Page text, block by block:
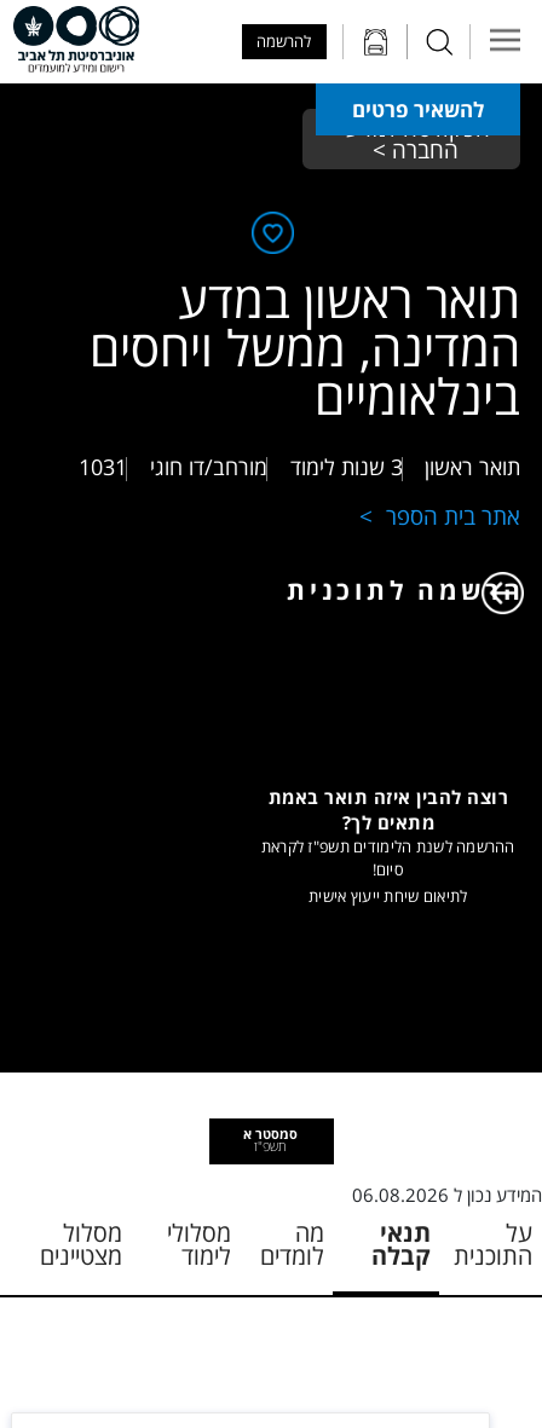
להרשמה
להשאיר פרטים
הפקולטה למדעי
החברה >
תואר ראשון במדע
המדינה, ממשל ויחסים
בינלאומיים
תואר ראשון 3 שנות לימוד מורחב/דו חוגי 1031
אתר בית הספר
הרשמה לתוכנית
רוצה להבין איזה תואר באמת
מתאים לך?
ההרשמה לשנת הלימודים תשפ"ז לקראת
סיום!
לתיאום שיחת ייעוץ אישית
סמסטר א
תשפ"ז
המידע נכון ל 06.08.2026
על
התוכנית
תנאי
קבלה
מה
לומדים
מסלולי
לימוד
מסלול
מצטיינים